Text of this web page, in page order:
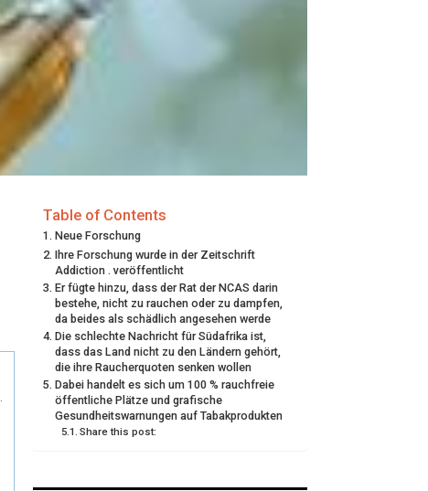
Table of Contents
Neue Forschung
Ihre Forschung wurde in der Zeitschrift
Addiction . veröffentlicht
Er fügte hinzu, dass der Rat der NCAS darin
bestehe, nicht zu rauchen oder zu dampfen,
da beides als schädlich angesehen werde
Die schlechte Nachricht für Südafrika ist,
dass das Land nicht zu den Ländern gehört,
die ihre Raucherquoten senken wollen
Dabei handelt es sich um 100 % rauchfreie
öffentliche Plätze und grafische
Gesundheitswarnungen auf Tabakprodukten
Share this post: